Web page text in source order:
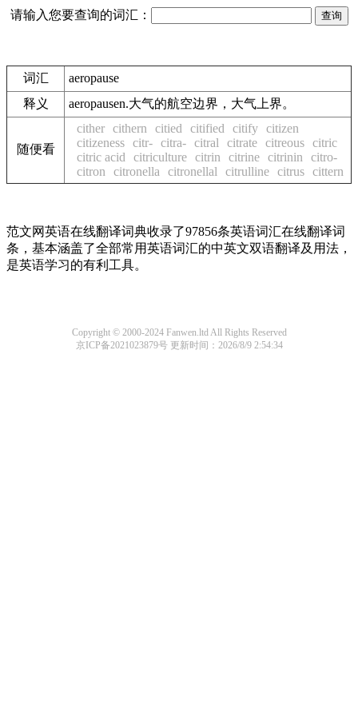
请输入您要查询的词汇：
词汇
aeropause
释义
aeropausen.大气的航空边界，大气上界。
随便看
cither cithern citied citified citify citizen
citizeness citr- citra- citral citrate citreous citric
citric acid
citriculture citrin citrine citrinin
citro-
citron
citronella citronellal citrulline citrus cittern
范文网英语在线翻译词典收录了97856条英语词汇在线翻译词
条，基本涵盖了全部常用英语词汇的中英文双语翻译及用法，
是英语学习的有利工具。
Copyright © 2000-2024 Fanwen.ltd All Rights Reserved
京ICP备2021023879号更新时间：2026/8/9 2:54:34